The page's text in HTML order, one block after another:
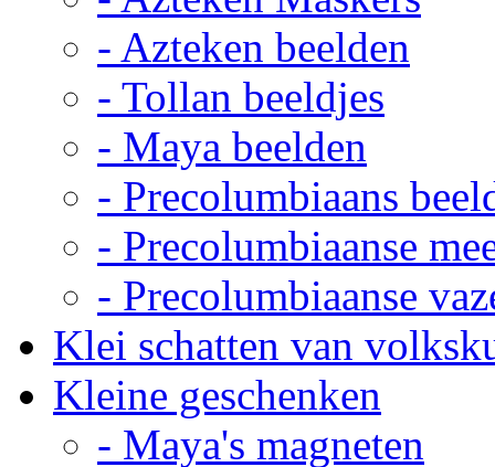
- Azteken beelden
- Tollan beeldjes
- Maya beelden
- Precolumbiaans
- Precolumbiaanse
- Precolumbiaanse
Klei schatten van
Kleine geschenken
- Maya's magneten